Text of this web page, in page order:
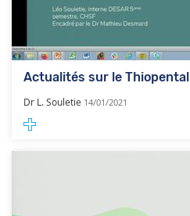
Actualités sur le Thiopental
Dr L. Souletie 14/01/2021